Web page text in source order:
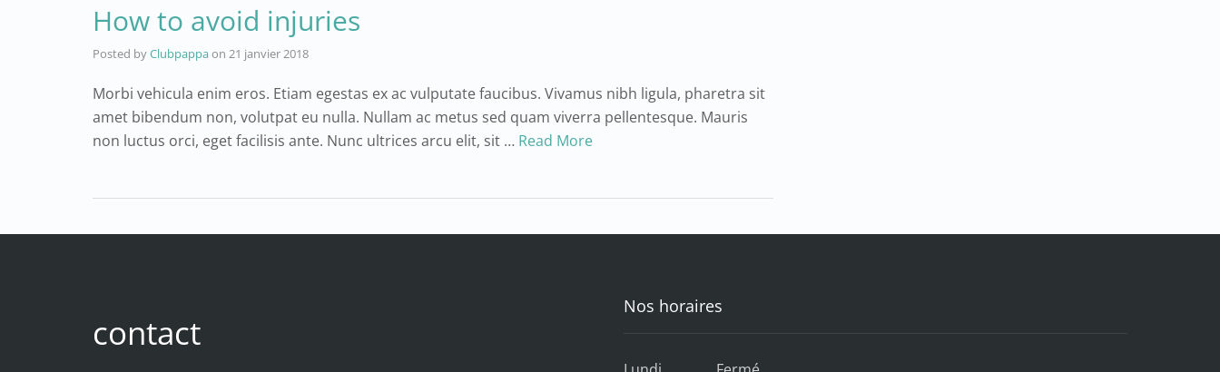
How to avoid injuries
Posted byClubpappaon 21 janvier 2018
Morbi vehicula enim eros. Etiam egestas ex ac vulputate faucibus. Vivamus nibh ligula, pharetra sit
amet bibendum non, volutpat eu nulla. Nullam ac metus sed quam viverra pellentesque. Mauris
non luctus orci, eget facilisis ante. Nunc ultrices arcu elit, sit … Read More
contact
Nos horaires